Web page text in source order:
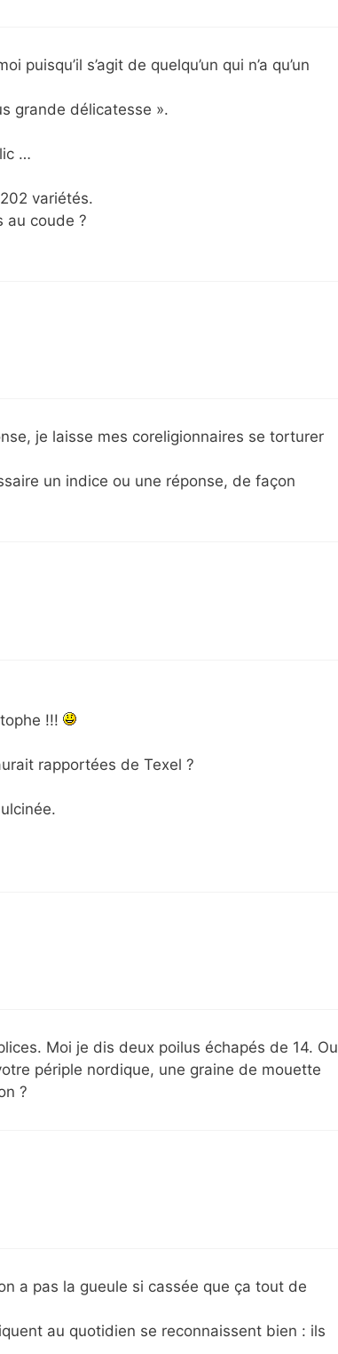
puisqu’il s’agit de quelqu’un qui n’a qu’un
grande délicatesse ».
…
variétés.
au coude ?
je laisse mes coreligionnaires se torturer
un indice ou une réponse, de façon
!!!
rapportées de Texel ?
Moi je dis deux poilus échapés de 14. Ou
périple nordique, une graine de mouette
?
a pas la gueule si cassée que ça tout de
au quotidien se reconnaissent bien : ils